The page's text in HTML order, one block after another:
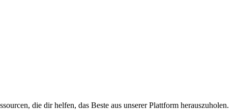
die dir helfen, das Beste aus unserer Plattform herauszuholen.